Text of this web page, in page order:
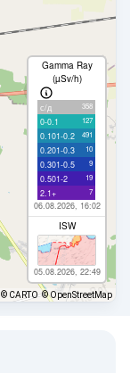
Gamma Ray
(µSv/h)
с/д 358
0-0.1 127
0.101-0.2 491
0.201-0.3 10
0.301-0.5 9
0.501-2 19
2.1+ 7
06.08.2026, 16:02
ISW
05.08.2026, 22:49
© CARTO © OpenStreetMap